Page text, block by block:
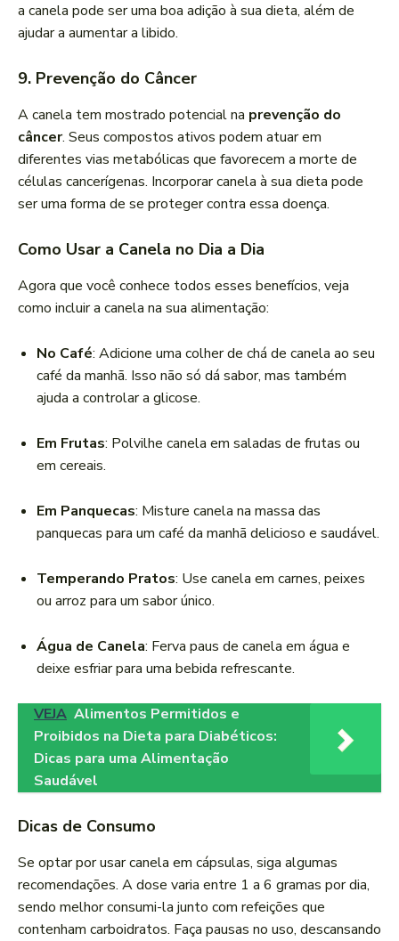
a canela pode ser uma boa adição à sua dieta, além de
ajudar a aumentar a libido.
9. Prevenção do Câncer
A canela tem mostrado potencial na prevenção do
câncer. Seus compostos ativos podem atuar em
diferentes vias metabólicas que favorecem a morte de
células cancerígenas. Incorporar canela à sua dieta pode
ser uma forma de se proteger contra essa doença.
Como Usar a Canela no Dia a Dia
Agora que você conhece todos esses benefícios, veja
como incluir a canela na sua alimentação:
No Café: Adicione uma colher de chá de canela ao seu
café da manhã. Isso não só dá sabor, mas também
ajuda a controlar a glicose.
Em Frutas: Polvilhe canela em saladas de frutas ou
em cereais.
Em Panquecas: Misture canela na massa das
panquecas para um café da manhã delicioso e saudável.
Temperando Pratos: Use canela em carnes, peixes
ou arroz para um sabor único.
Água de Canela: Ferva paus de canela em água e
deixe esfriar para uma bebida refrescante.
VEJA Alimentos Permitidos e
Proibidos na Dieta para Diabéticos:
Dicas para uma Alimentação
Saudável
Dicas de Consumo
Se optar por usar canela em cápsulas, siga algumas
recomendações. A dose varia entre 1 a 6 gramas por dia,
sendo melhor consumi-la junto com refeições que
contenham carboidratos. Faça pausas no uso, descansando